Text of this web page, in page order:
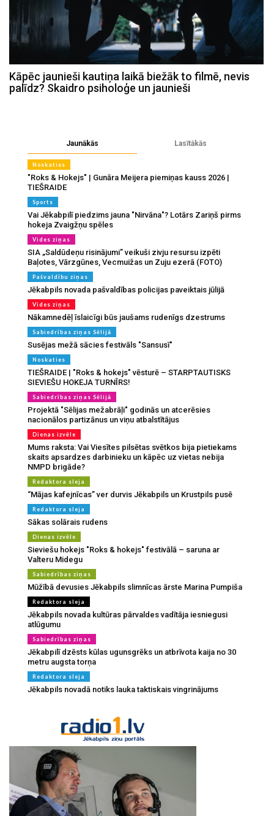
Kāpēc jaunieši kautiņa laikā biežāk to filmē, nevis
palīdz? Skaidro psiholoģe un jaunieši
Jaunākās Lasītākās
Noskaties
"Roks & Hokejs" | Gunāra Meijera piemiņas kauss 2026 |
TIEŠRAIDE
Sports
Vai Jēkabpilī piedzims jauna "Nirvāna"? Lotārs Zariņš pirms
hokeja Zvaigžņu spēles
Vides ziņas
SIA „Saldūdeņu risinājumi” veikuši zivju resursu izpēti
Baļotes, Vārzgūnes, Vecmuižas un Zuju ezerā (FOTO)
Pašvaldību ziņas
Jēkabpils novada pašvaldības policijas paveiktais jūlijā
Vides ziņas
Nākamnedēļ īslaicīgi būs jaušams rudenīgs dzestrums
Sabiedrības ziņas Sēlijā
Susējas mežā sācies festivāls "Sansusī"
Noskaties
TIEŠRAIDE | "Roks & hokejs" vēsturē – STARPTAUTISKS
SIEVIEŠU HOKEJA TURNĪRS!
Sabiedrības ziņas Sēlijā
Projektā "Sēlijas mežabrāļi" godinās un atcerēsies
nacionālos partizānus un viņu atbalstītājus
Dienas izvēle
Mums raksta: Vai Viesītes pilsētas svētkos bija pietiekams
skaits apsardzes darbinieku un kāpēc uz vietas nebija
NMPD brigāde?
Redaktora sleja
“Mājas kafejnīcas” ver durvis Jēkabpils un Krustpils pusē
Redaktora sleja
Sākas solārais rudens
Dienas izvēle
Sieviešu hokejs "Roks & hokejs" festivālā – saruna ar
Valteru Midegu
Sabiedrības ziņas
Mūžībā devusies Jēkabpils slimnīcas ārste Marina Pumpiša
Redaktora sleja
Jēkabpils novada kultūras pārvaldes vadītāja iesniegusi
atlūgumu
Sabiedrības ziņas
Jēkabpilī dzēsts kūlas ugunsgrēks un atbrīvota kaija no 30
metru augsta torņa
Redaktora sleja
Jēkabpils novadā notiks lauka taktiskais vingrinājums